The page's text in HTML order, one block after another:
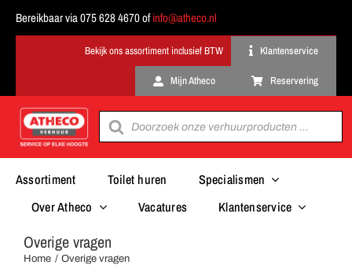
Bereikbaar via 075 628 4670 ofinfo@atheco.nl
Klantenservice
Mijn Atheco Reservering
Producten
zoeken
Assortiment Toilet huren
Specialismen
Over Atheco
Vacatures Klantenservice
Overige vragen
Home Overige vragen